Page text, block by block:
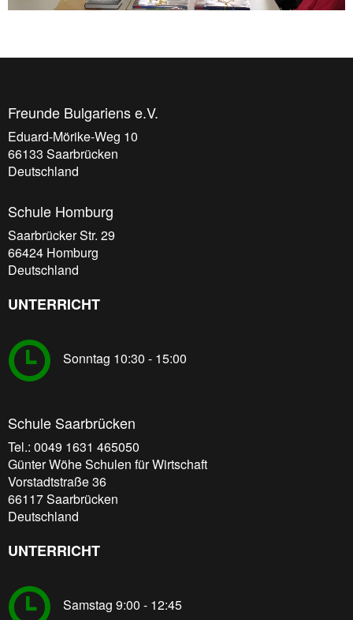
Freunde Bulgariens e.V.
Eduard-Mörike-Weg 10
66133 Saarbrücken
Deutschland
Schule Homburg
Saarbrücker Str. 29
66424 Homburg
Deutschland
UNTERRICHT
Sonntag 10:30 - 15:00
Schule Saarbrücken
Tel.: 0049 1631 465050
Günter Wöhe Schulen für Wirtschaft
Vorstadtstraße 36
66117Saarbrücken
Deutschland
UNTERRICHT
Samstag 9:00 - 12:45